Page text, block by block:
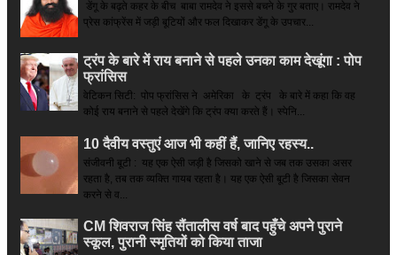
डेंगू के बढ़ते कहर के बीच बाबा रामदेव ने इससे बचने के गुर बताए। रामदेव ने
प्रेस कांफ्रेंस में जड़ी बूटियों और फल दिखाकर डेंगू के उपचार...
ट्रंप के बारे में राय बनाने से पहले उनका काम देखूंगा : पोप
फ्रांसिस
वेटिकन सिटी: पोप फ्रांसिस ने अमेरिका के ट्रंप के बारे में कहा कि वह
कोई राय बनाने से पहले देखेंगे कि ट्रंप क्या करते हैं। स्पेनि...
10 दैवीय वस्तुएं आज भी कहीं हैं, जानिए रहस्य..
संजीवनी बूटी : यह एक ऐसी जड़ी है जिसको खाने से जब तक उसका असर
रहता है, तब तक व्यक्ति गायब रहता है। यह एक ऐसी बूटी है जिसका सेवन
करने से व...
CM शिवराज सिंह सैंतालीस वर्ष बाद पहुँचे अपने पुराने
स्कूल, पुरानी स्मृतियों को किया ताजा